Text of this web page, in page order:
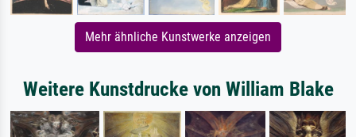
Mehr ähnliche Kunstwerke anzeigen
Weitere Kunstdrucke von William Blake